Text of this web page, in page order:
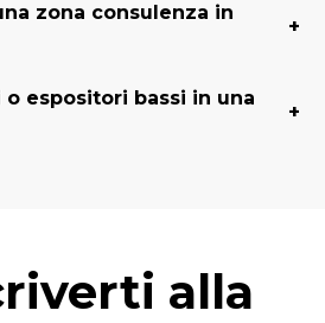
zona consulenza in
+
espositori bassi in una
+
alla